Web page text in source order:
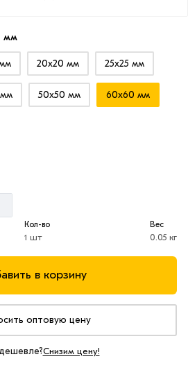
мм
20х20 мм 25х25 мм
50х50 мм 60х60 мм
Кол-во
1 шт
Вес
0.05 кг
в корзину
оптовую цену
Снизим цену!